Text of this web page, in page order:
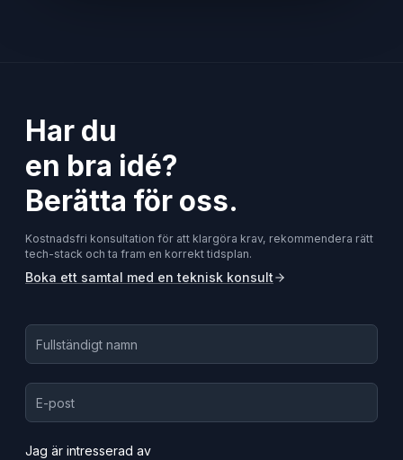
Har du
en bra idé?
Berätta för oss.
Kostnadsfri konsultation för att klargöra krav, rekommendera rätt
tech-stack och ta fram en korrekt tidsplan.
Boka ett samtal med en teknisk konsult
Jag är intresserad av